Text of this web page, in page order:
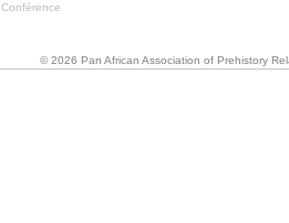
Conférence
© 2026 Pan African Association of Prehistory